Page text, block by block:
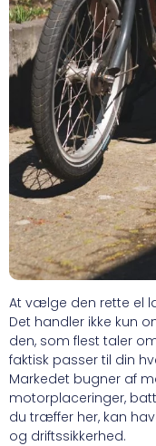
At vælge den rette el
Det handler ikke kun
den, som flest taler
faktisk passer til din
Markedet bugner af
motorplaceringer,
du træffer her, kan
og driftssikkerhed.